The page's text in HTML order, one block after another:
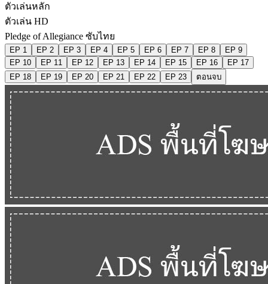
ตัวเล่นหลัก
ตัวเล่น HD
Pledge of Allegiance ซับไทย
EP 1 EP 2 EP 3 EP 4 EP 5 EP 6 EP 7 EP 8
EP 9
EP 10
EP 11 EP 12 EP 13 EP 14 EP 15 EP 16
EP 17
EP 18
EP 19 EP 20 EP 21 EP 22 EP 23 ตอนจบ